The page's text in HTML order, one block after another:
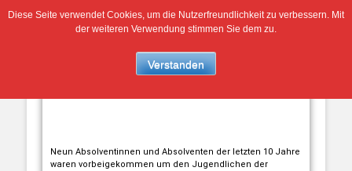
13.03.2026 | Abi – und dann?
Genau dieser Frage stellten sich ca. 50 Schülerinnen und
Neun Absolventinnen und Absolventen der letzten 10 Jahre
waren vorbeigekommen um den Jugendlichen der
Diese Seite verwendet Cookies, um die Nutzerfreundlichkeit zu verbessern. Mit
der weiteren Verwendung stimmen Sie dem zu.
Verstanden